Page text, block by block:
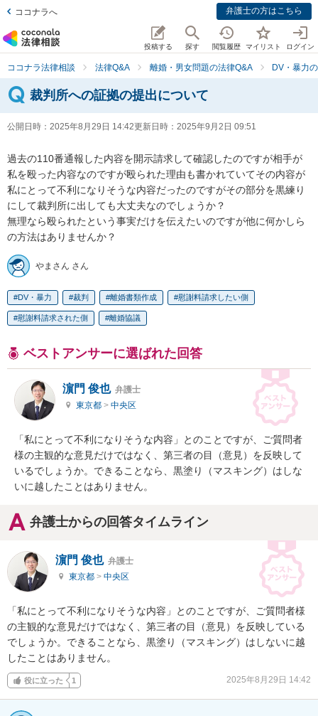
ココナラへ 弁護士の方はこちら
投稿する 探す 閲覧履歴 マイリスト ログイン
ココナラ法律相談 法律Q&A 離婚・男女問題の法律Q&A DV・暴力
裁判所への証拠の提出について
公開日時： 2025年8月29日 14:42更新日時： 2025年9月2日 09:51
過去の110番通報した内容を開示請求して確認したのですが相手が
私を殴った内容なのですが殴られた理由も書かれていてその内容が
私にとって不利になりそうな内容だったのですがその部分を黒練り
にして裁判所に出しても大丈夫なのでしょうか？
無理なら殴られたという事実だけを伝えたいのですが他に何かしら
の方法はありませんか？
やまさん さん
DV・暴力 裁判 離婚書類作成 慰謝料請求したい側
慰謝料請求された側 離婚協議
ベストアンサーに選ばれた回答
濵門 俊也 弁護士
東京都 > 中央区
「私にとって不利になりそうな内容」とのことですが、ご質問者
様の主観的な意見だけではなく、第三者の目（意見）を反映して
いるでしょうか。できることなら、黒塗り（マスキング）はしな
いに越したことはありません。
弁護士からの回答タイムライン
濵門 俊也 弁護士
東京都 > 中央区
「私にとって不利になりそうな内容」とのことですが、ご質問者様
の主観的な意見だけではなく、第三者の目（意見）を反映している
でしょうか。できることなら、黒塗り（マスキング）はしないに越
したことはありません。
役に立った 1 2025年8月29日 14:42